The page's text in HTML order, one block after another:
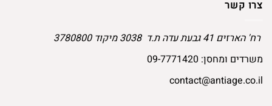
צרו קשר
רח' הארזים 41 גבעת עדה ת.ד 3038 מיקוד 3780800
משרדים ומחסן: 09-7771420
contact@antiage.co.il